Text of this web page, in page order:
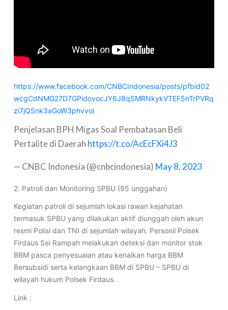
https://www.facebook.com/CNBCIndonesia/posts/pfbid02
wcgCdNMG27D7GPidovocJY6J8qSMRNkykVTEF5nTrPVRq
zi7jQSnk3aGoW3phvvol
Penjelasan BPH Migas Soal Pembatasan Beli
Pertalite di Daerah https://t.co/AcEcFXi4J3
— CNBC Indonesia (@cnbcindonesia) May 8, 2023
2. Patroli dan Monitoring SPBU (95 unggahan)
Kegiatan patroli di sejumlah lokasi rawan kejahatan
termasuk SPBU yang dilakukan aktif diunggah oleh akun
resmi Polisi dan TNI di sejumlah wilayah. Personil Polsek
Firdaus Sei Rampah melakukan deteksi dan monitor stok
BBM pasca penyesuaian atau kenaikan harga BBM
Bersubsidi serta kelangkaan BBM di SPBU – SPBU di
wilayah hukum Polsek Firdaus.
Link :